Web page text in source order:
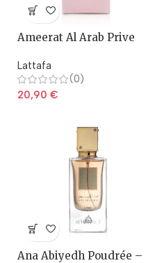
Ameerat Al Arab Prive
Lattafa
(0)
20,90 €
Ana Abiyedh Poudrée –